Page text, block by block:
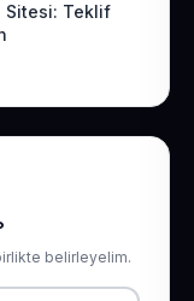
Sitesi: Teklif
belirleyelim.